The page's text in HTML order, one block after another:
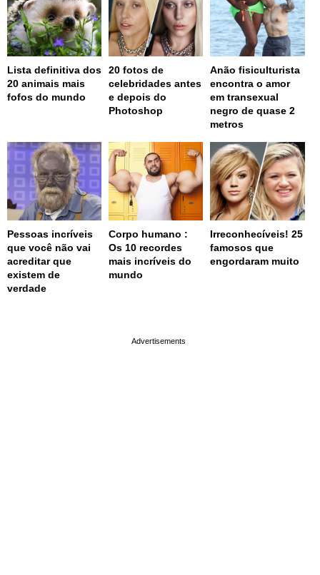
Lista definitiva dos
20 animais mais
fofos do mundo
20 fotos de
celebridades antes
e depois do
Photoshop
Anão fisiculturista
encontra o amor
em transexual
negro de quase 2
metros
Pessoas incríveis
que você não vai
acreditar que
existem de
verdade
Corpo humano :
Os 10 recordes
mais incríveis do
mundo
Irreconhecíveis! 25
famosos que
engordaram muito